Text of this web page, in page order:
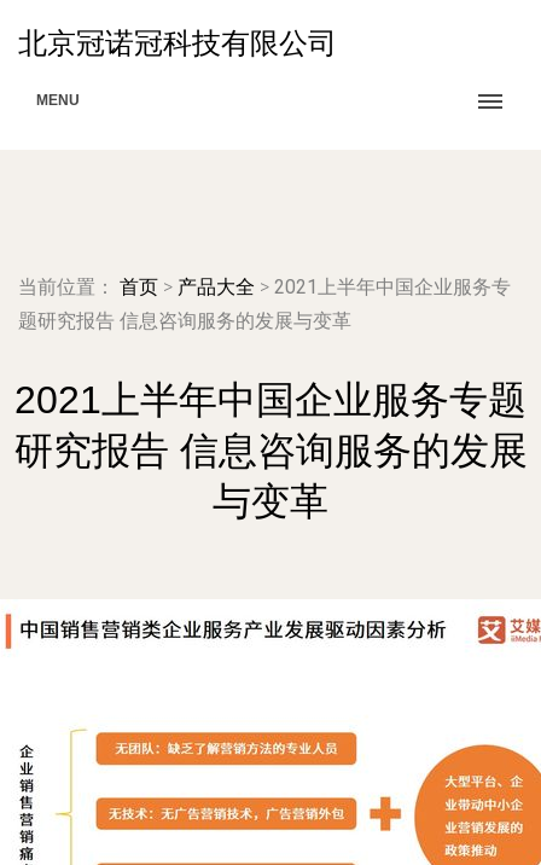
北京冠诺冠科技有限公司
MENU
当前位置： 首页 > 产品大全 > 2021上半年中国企业服务专
题研究报告 信息咨询服务的发展与变革
2021上半年中国企业服务专题
研究报告 信息咨询服务的发展
与变革